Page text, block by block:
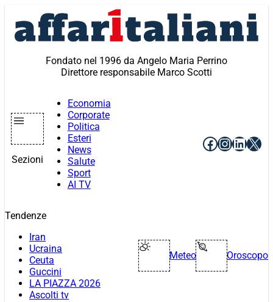
contenuto
Fondato nel 1996 da Angelo Maria Perrino
Direttore responsabile Marco Scotti
Sezioni
Economia
Corporate
Politica
Esteri
News
Salute
Sport
AI TV
Facebook
X
Tendenze
Iran
Ucraina
Ceuta
Guccini
LA PIAZZA 2026
Ascolti tv
Meteo Oroscopo